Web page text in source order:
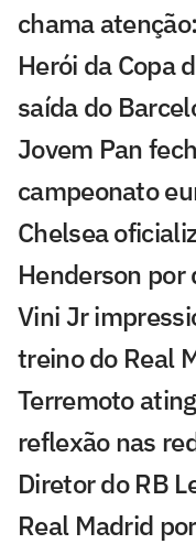
chama
Herói da Copa
saída do
Jovem Pan
campeonato
Chelsea
Henderson
Vini Jr
treino do Real
Terremoto
reflexão nas
Diretor do RB
Real Madrid